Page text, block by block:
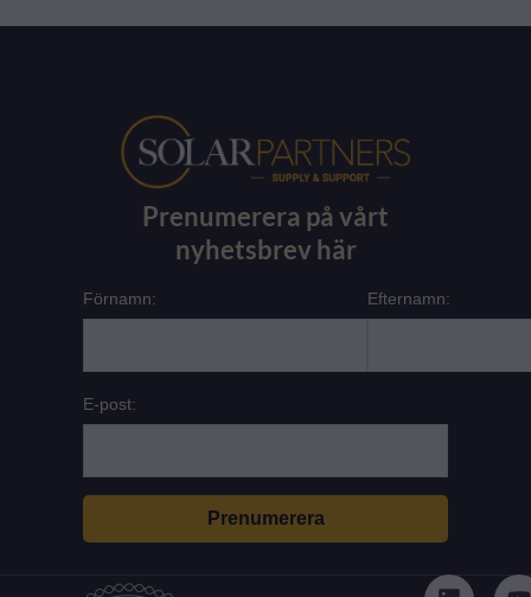
Prenumerera på vårt
nyhetsbrev här
Förnamn: Efternamn:
E-post:
i
o